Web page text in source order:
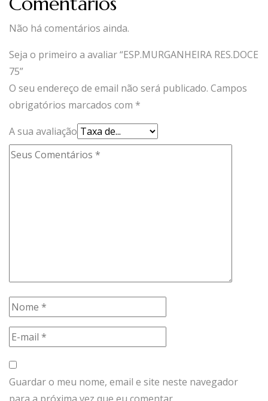
Não há comentários ainda.
Seja o primeiro a avaliar “ESP.MURGANHEIRA RES.DOCE
75”
O seu endereço de email não será publicado. Campos
obrigatórios marcados com *
A sua avaliação
Guardar o meu nome, email e site neste navegador